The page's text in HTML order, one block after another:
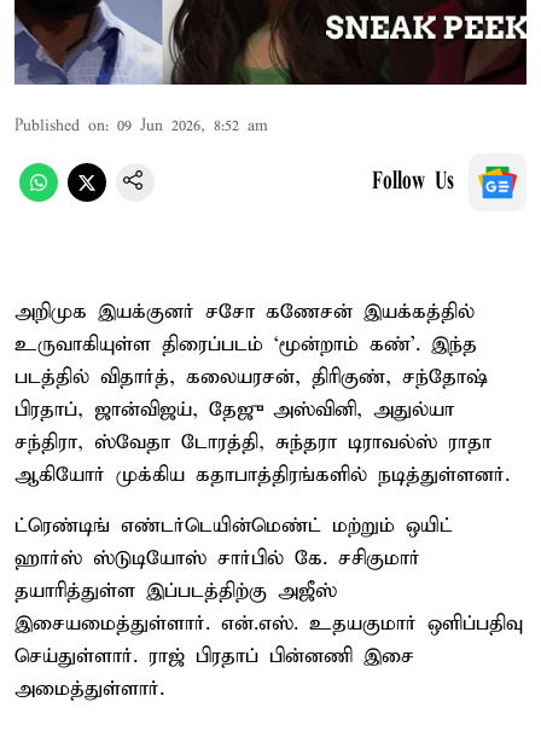
Published on: 09 Jun 2026, 8:52 am
Follow Us
அறிமுக இயக்குனர் சசோ கணேசன் இயக்கத்தில்
உருவாகியுள்ள திரைப்படம் ‘மூன்றாம் கண்’. இந்த
படத்தில் விதார்த், கலையரசன், திரிகுண், சந்தோஷ்
பிரதாப், ஜான்விஜய், தேஜு அஸ்வினி, அதுல்யா
சந்திரா, ஸ்வேதா டோரத்தி, சுந்தரா டிராவல்ஸ் ராதா
ஆகியோர் முக்கிய கதாபாத்திரங்களில் நடித்துள்ளனர்.
ட்ரெண்டிங் எண்டர்டெயின்மெண்ட் மற்றும் ஒயிட்
ஹார்ஸ் ஸ்டுடியோஸ் சார்பில் கே. சசிகுமார்
தயாரித்துள்ள இப்படத்திற்கு அஜீஸ்
இசையமைத்துள்ளார். என்.எஸ். உதயகுமார் ஒளிப்பதிவு
செய்துள்ளார். ராஜ் பிரதாப் பின்னணி இசை
அமைத்துள்ளார்.